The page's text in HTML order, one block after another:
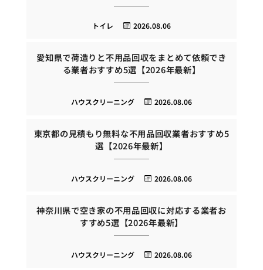
2026.08.06
トイレ
愛知県で荷造りと不用品回収をまとめて依頼でき
る業者おすすめ5選【2026年最新】
2026.08.06
ハウスクリーニング
東京都の見積もり無料な不用品回収業者おすすめ5
選【2026年最新】
2026.08.06
ハウスクリーニング
神奈川県で空き家の不用品回収に対応する業者お
すすめ5選【2026年最新】
2026.08.06
ハウスクリーニング